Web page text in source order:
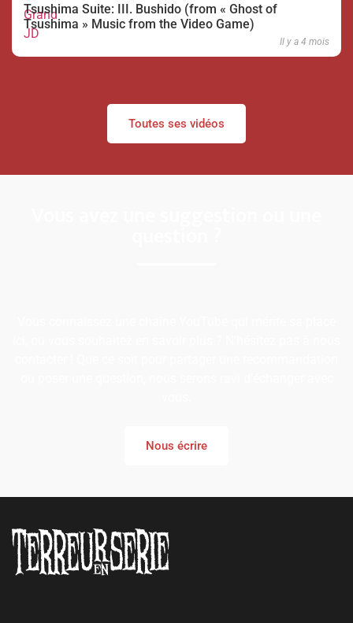
Tsushima Suite: III. Bushido (from « Ghost of
Tsushima » Music from the Video Game)
Il y a 4 mois
Toutes ses vidéos
Nous écrire